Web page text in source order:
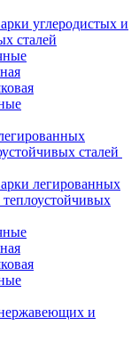
углеродистых и
сталей
сталей
легированных
и